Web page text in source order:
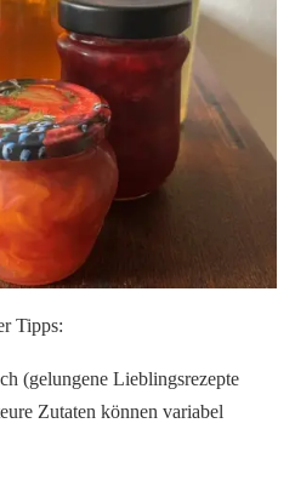
Tipps:
(gelungene Lieblingsrezepte
Zutaten können variabel